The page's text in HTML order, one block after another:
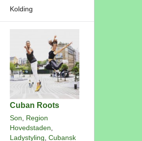
Kolding
Cuban Roots
Son, Region
Hovedstaden,
Ladystyling, Cubansk